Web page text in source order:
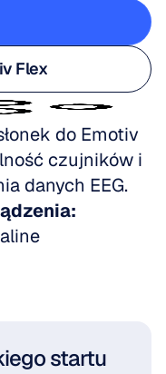
Flex
Flex
do Emotiv
czujników i
danych EEG.
startu